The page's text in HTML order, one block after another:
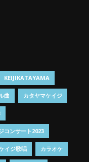
KEIJIKATAYAMA
曲 カタヤマケイジ
コンサート2023
イジ歌唱 カラオケ